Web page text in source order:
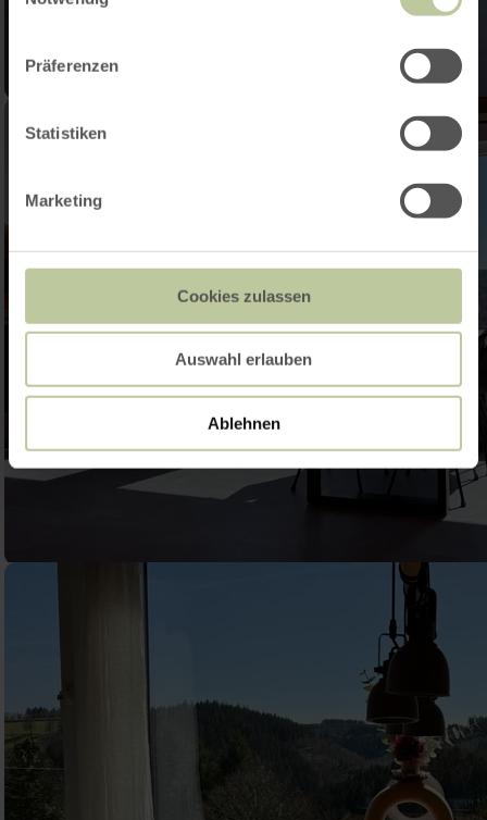
Präferenzen
Statistiken
Marketing
Cookies zulassen
Auswahl erlauben
Ablehnen